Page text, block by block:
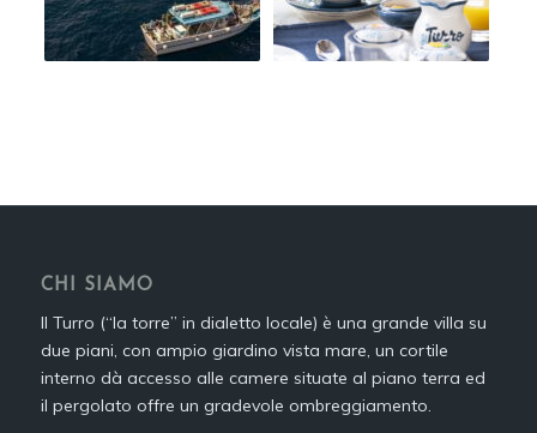
CHI SIAMO
Il Turro (“la torre” in dialetto locale) è una grande villa su
due piani, con ampio giardino vista mare, un cortile
interno dà accesso alle camere situate al piano terra ed
il pergolato offre un gradevole ombreggiamento.